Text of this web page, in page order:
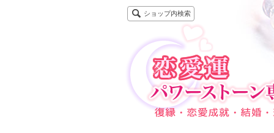
ショップ内検索